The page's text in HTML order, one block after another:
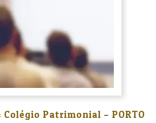
Patrimonial – PORTO